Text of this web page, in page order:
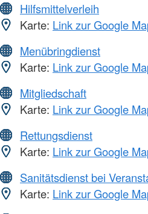
Hilfsmittelverleih
Karte: Link zur Google
Menübringdienst
Karte: Link zur Google
Mitgliedschaft
Karte: Link zur Google
Rettungsdienst
Karte: Link zur Google
Sanitätsdienst bei
Karte: Link zur Google